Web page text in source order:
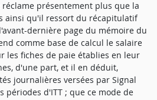
présentement plus que la
ainsi qu'il ressort du récapitulatif
dernière page du mémoire du
comme base de calcul le salaire
les fiches de paie établies en leur
d'une part, et il en déduit,
journalières versées par Signal
périodes d'ITT ; que ce mode de